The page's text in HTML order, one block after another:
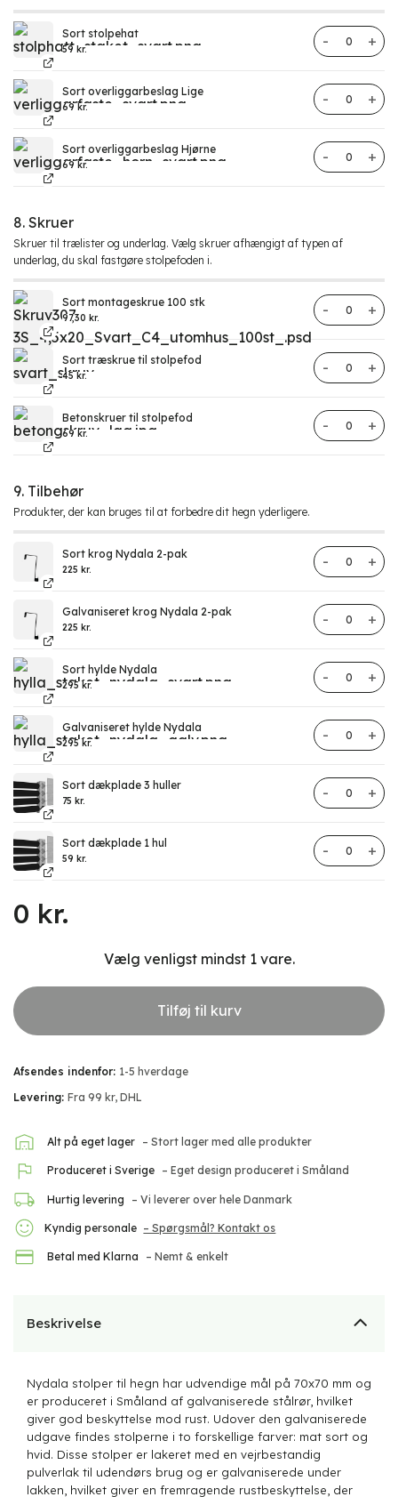
Sort stolpehat
59kr.
Stolpehat
Sort overliggarbeslag Lige
69kr.
Sort overliggarbeslag Hjørne
69kr.
8. Skruer
Skruer til trælister og underlag. Vælg skruer afhængigt af typen af
underlag, du skal fastgøre stolpefoden i.
Sort montageskrue 100 stk
97,30 kr.
Sort
Sort træskrue til stolpefod
45kr.
Træskruer
Betonskruer til stolpefod
69kr.
9. Tilbehør
Produkter, der kan bruges til at forbedre dit hegn yderligere.
Sort krog Nydala 2-pak
225 kr.
Krog
Galvaniseret krog Nydala 2-pak
225 kr.
Krog
Sort hylde Nydala
295kr.
Hylde antal
Galvaniseret hylde Nydala
295kr.
Hylde antal
Sort dækplade 3 huller
75 kr.
Dækplade
Sort dækplade 1 hul
59 kr.
Dækplade
0 kr.
Vælg venligst mindst 1 vare.
Tilføj til kurv
Afsendes indenfor: 1-5 hverdage
Levering: Fra 99 kr, DHL
Alt på eget lager – Stort lager med alle produkter
Produceret i Sverige – Eget design produceret i Småland
Hurtig levering – Vi leverer over hele Danmark
Kyndig personale – Spørgsmål? Kontakt os
Betal med Klarna – Nemt & enkelt
Beskrivelse
Nydala stolper til hegn har udvendige mål på 70x70 mm og
er produceret i Småland af galvaniserede stålrør, hvilket
giver god beskyttelse mod rust. Udover den galvaniserede
udgave findes stolperne i to forskellige farver: mat sort og
hvid. Disse stolper er lakeret med en vejrbestandig
pulverlak til udendørs brug og er galvaniserede under
lakken, hvilket giver en fremragende rustbeskyttelse, der